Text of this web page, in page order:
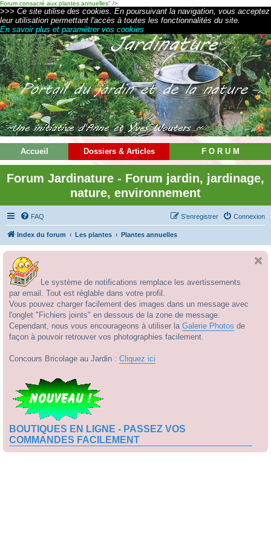
Forum consacré aux plantes annuelles" />
>>> Ce site utilise des cookies. En poursuivant la navigation, vous acceptez
leur utilisation permettant l'accès à toutes les fonctionnalités du site.
En savoir plus et paramétrer vos cookies
Accueil Dossiers & Articles F O R U M
Forum Jardinature - Forum jardin, jardinage,
nature, environnement
FAQ Connexion
S’enregistrer
Index du forum Les plantes Plantes annuelles
Le système de notifications remplace les avertissements
par email. Tout est réglable dans votre profil.
Vous pouvez charger facilement des images dans un message avec
l'onglet "Fichiers joints" en dessous de la zone de message.
Cependant, nous vous encourageons à utiliser la Galerie Photos de
façon à pouvoir retrouver vos photographies facilement.
Concours Bricolage au Jardin : Cliquez ici
BOUTIQUES EN LIGNE - PASSEZ VOS
COMMANDES FACILEMENT